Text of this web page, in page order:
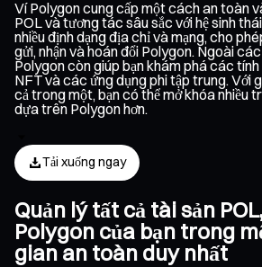
Ví Polygon cung cấp một cách an toàn
POL và tương tác sâu sắc với hệ sinh
nhiều định dạng địa chỉ và mạng, cho
gửi, nhận và hoán đổi Polygon. Ngoài
Polygon còn giúp bạn khám phá các
NFT và các ứng dụng phi tập trung. Với
cả trong một, bạn có thể mở khóa nhiều
dựa trên Polygon hơn.
Tải xuống ngay
Quản lý tất cả tài sản
Polygon của bạn trong
gian an toàn duy nhất